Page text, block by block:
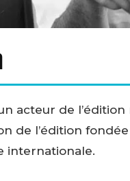
acteur de
de l’édition
internationale.